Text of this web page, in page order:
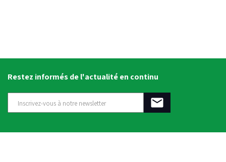
Restez informés de l'actualité en continu